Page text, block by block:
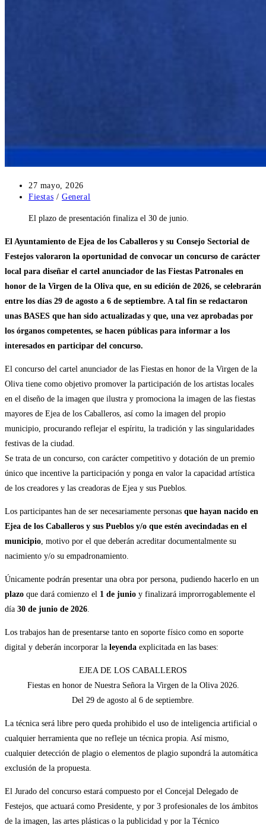
Publicación
de
entrada:
27 mayo, 2026
Categoría
la
Fiestas / General
El plazo de presentación finaliza el 30 de junio.
El Ayuntamiento de Ejea de los Caballeros y su Consejo Sectorial de
Festejos valoraron la oportunidad de convocar un concurso de carácter
local para diseñar el cartel anunciador de las Fiestas Patronales en
honor de la Virgen de la Oliva que, en su edición de 2026, se celebrarán
entre los días 29 de agosto a 6 de septiembre. A tal fin se redactaron
unas BASES que han sido actualizadas y que, una vez aprobadas por
los órganos competentes, se hacen públicas para informar a los
interesados en participar del concurso.
El concurso del cartel anunciador de las Fiestas en honor de la Virgen de la
Oliva tiene como objetivo promover la participación de los artistas locales
en el diseño de la imagen que ilustra y promociona la imagen de las fiestas
mayores de Ejea de los Caballeros, así como la imagen del propio
municipio, procurando reflejar el espíritu, la tradición y las singularidades
festivas de la ciudad.
Se trata de un concurso, con carácter competitivo y dotación de un premio
único que incentive la participación y ponga en valor la capacidad artística
de los creadores y las creadoras de Ejea y sus Pueblos.
Los participantes han de ser necesariamente personas que hayan nacido en
Ejea de los Caballeros y sus Pueblos y/o que estén avecindadas en el
municipio , motivo por el que deberán acreditar documentalmente su
nacimiento y/o su empadronamiento.
Únicamente podrán presentar una obra por persona, pudiendo hacerlo en un
plazo que dará comienzo el 1 de junio y finalizará improrrogablemente el
día 30 de junio de 2026
Los trabajos han de presentarse tanto en soporte físico como en soporte
digital y deberán incorporar la leyenda explicitada en las bases:
EJEA DE LOS CABALLEROS
Fiestas en honor de Nuestra Señora la Virgen de la Oliva 2026.
Del 29 de agosto al 6 de septiembre.
La técnica será libre pero queda prohibido el uso de inteligencia artificial o
cualquier herramienta que no refleje un técnica propia. Así mismo,
cualquier detección de plagio o elementos de plagio supondrá la automática
exclusión de la propuesta.
El Jurado del concurso estará compuesto por el Concejal Delegado de
Festejos, que actuará como Presidente, y por 3 profesionales de los ámbitos
de la imagen, las artes plásticas o la publicidad y por la Técnico